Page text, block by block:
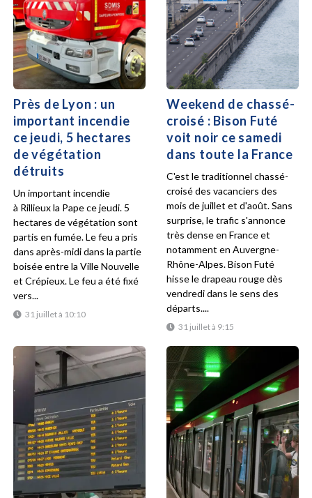
Près de Lyon : un
important incendie
ce jeudi, 5 hectares
de végétation
détruits
31 juillet à 10:10
Un important incendie
à Rillieux la Pape ce jeudi. 5
hectares de végétation sont
partis en fumée. Le feu a pris
dans après-midi dans la partie
boisée entre la Ville Nouvelle
et Crépieux. Le feu a été fixé
vers...
Weekend de chassé-
croisé : Bison Futé
voit noir ce samedi
dans toute la France
31 juillet à 9:15
C'est le traditionnel chassé-
croisé des vacanciers des
mois de juillet et d'août. Sans
surprise, le trafic s'annonce
très dense en France et
notamment en Auvergne-
Rhône-Alpes. Bison Futé
hisse le drapeau rouge dès
vendredi dans le sens des
départs....